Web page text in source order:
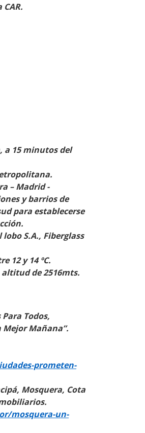
a 15 minutos del
– Madrid -
y barrios de
para establecerse
S.A., Fiberglass
12 y 14 ºC.
de 2516mts.
Todos,
Mañana”.
prometen-
Mosquera, Cota
mosquera-un-